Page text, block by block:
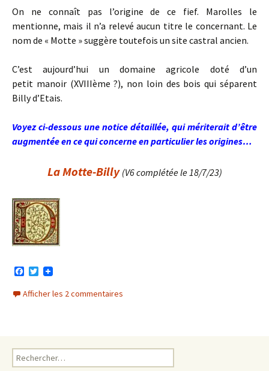
On ne connaît pas l’origine de ce fief. Marolles le
mentionne, mais il n’a relevé aucun titre le concernant. Le
nom de « Motte » suggère toutefois un site castral ancien.
C’est aujourd’hui un domaine agricole doté d’un
petit manoir (XVIIIème ?), non loin des bois qui séparent
Billy d’Etais.
Voyez ci-dessous une notice détaillée, qui mériterait d’être
augmentée en ce qui concerne en particulier les origines…
La Motte-Billy (V6 complétée le 18/7/23)
c
e
T
i
t
Afficher les 2 commentaires
Rechercher :